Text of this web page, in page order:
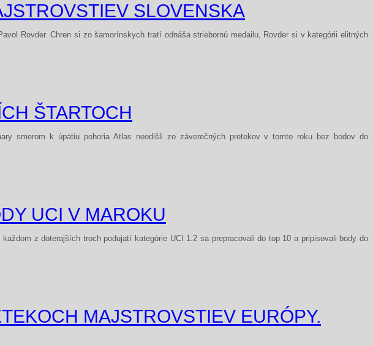
SLOVENSKA
Rovder. Chren si zo šamorínskych tratí odnáša striebornú medailu, Rovder si v kategórii elitných
ŠTARTOCH
smerom k úpätiu pohoria Atlas neodišli zo záverečných pretekov v tomto roku bez bodov do
UCI V MAROKU
z doterajších troch podujatí kategórie UCI 1.2 sa prepracovali do top 10 a pripisovali body do
MAJSTROVSTIEV EURÓPY.